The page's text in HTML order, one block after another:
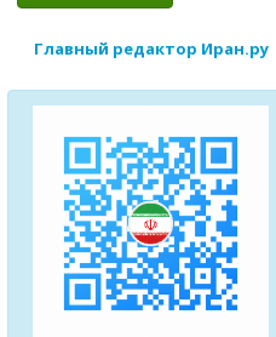
Главный редактор Иран.ру